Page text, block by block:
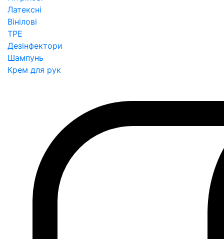
Латексні
Вінілові
TPE
Дезінфектори
Шампунь
Крем для рук